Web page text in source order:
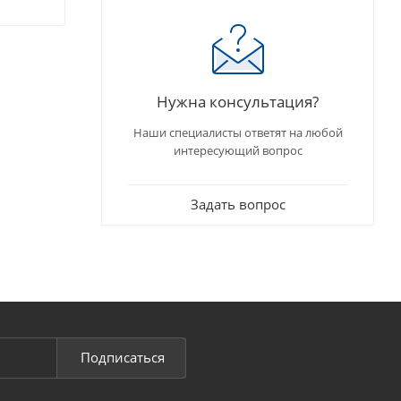
Нужна консультация?
Наши специалисты ответят на любой
интересующий вопрос
Задать вопрос
Подписаться